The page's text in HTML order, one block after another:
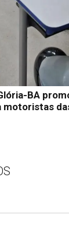
BA
motoristas